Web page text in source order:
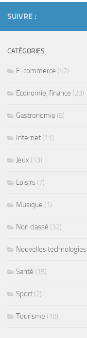
SUIVRE :
CATÉGORIES
E-commerce (42)
Economie, finance (23)
Gastronomie (5)
Internet (11)
Jeux (13)
Loisirs (7)
Musique (1)
Non classé (32)
Nouvelles technologies
Santé (15)
Sport (2)
Tourisme (18)